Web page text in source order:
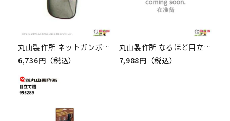
丸山製作所 ネットガンボ 996952 保護具 刈払機用 草刈り機用
6,736円（税込）
丸山製作所 なるほど目立て 416348 目立て機 チェンソー メンテナンス
7,988円（税込）